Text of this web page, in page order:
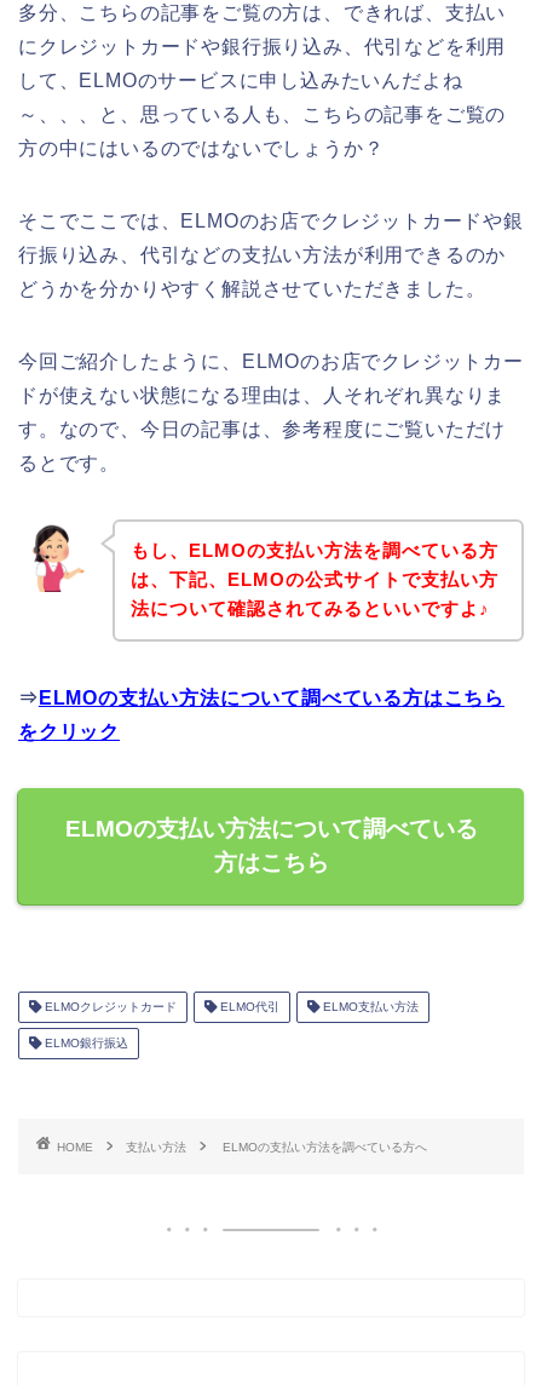
多分、こちらの記事をご覧の方は、できれば、支払い
にクレジットカードや銀行振り込み、代引などを利用
して、ELMOのサービスに申し込みたいんだよね
～、、、と、思っている人も、こちらの記事をご覧の
方の中にはいるのではないでしょうか？
そこでここでは、ELMOのお店でクレジットカードや銀
行振り込み、代引などの支払い方法が利用できるのか
どうかを分かりやすく解説させていただきました。
今回ご紹介したように、ELMOのお店でクレジットカー
ドが使えない状態になる理由は、人それぞれ異なりま
す。なので、今日の記事は、参考程度にご覧いただけ
るとです。
もし、ELMOの支払い方法を調べている方
は、下記、ELMOの公式サイトで支払い方
法について確認されてみるといいですよ♪
⇒ ELMOの支払い方法について調べている方はこちら
をクリック
ELMOの支払い方法について調べている
方はこちら
ELMOクレジットカード ELMO代引 ELMO支払い方法
ELMO銀行振込
HOME 支払い方法 ELMOの支払い方法を調べている方へ